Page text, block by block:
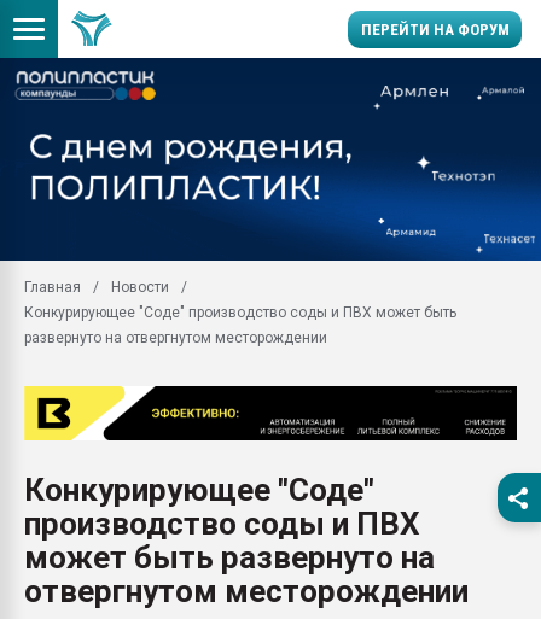
ПЕРЕЙТИ НА ФОРУМ
заводу пластмасс"
28.07.2026
первый план в
28.07.2026
ситуацией на
Всё, что касается
бутылок
Главная
Новости
Конкурирующее "Соде" производство соды и ПВХ может быть
развернуто на отвергнутом месторождении
Конкурирующее "Соде"
производство соды и ПВХ
может быть развернуто на
отвергнутом месторождении